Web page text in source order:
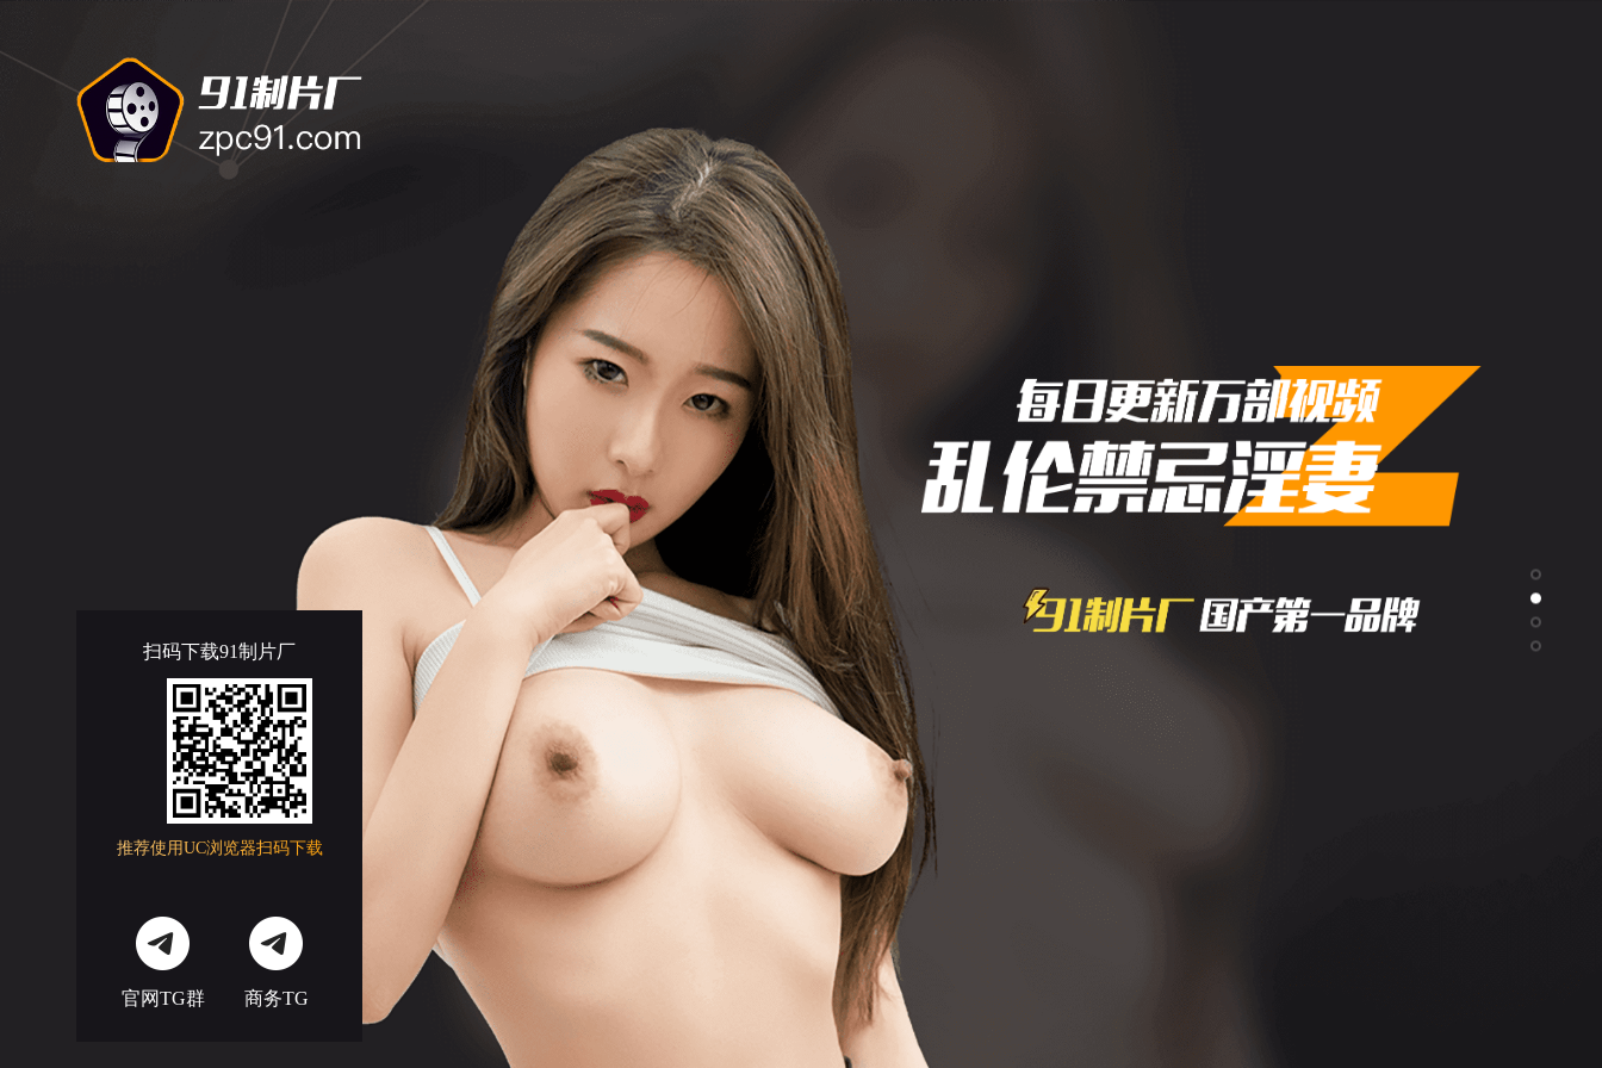
扫码下载91制片厂
推荐使用UC浏览器扫码下载
官网TG群 商务TG